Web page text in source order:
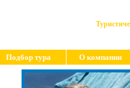
Подбор тура О компании